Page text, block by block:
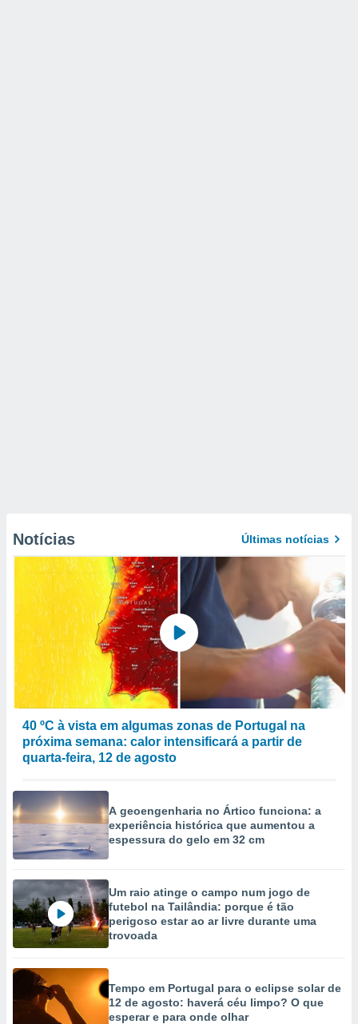
Notícias Últimas notícias
40 ºC à vista em algumas zonas de Portugal na
próxima semana: calor intensificará a partir de
quarta-feira, 12 de agosto
A geoengenharia no Ártico funciona: a
experiência histórica que aumentou a
espessura do gelo em 32 cm
Um raio atinge o campo num jogo de
futebol na Tailândia: porque é tão
perigoso estar ao ar livre durante uma
trovoada
Tempo em Portugal para o eclipse solar de
12 de agosto: haverá céu limpo? O que
esperar e para onde olhar